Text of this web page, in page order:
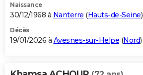
Naissance
30/12/1968 à Nanterre (Hauts-de-Seine)
Décès
19/01/2026 à Avesnes-sur-Helpe (Nord)